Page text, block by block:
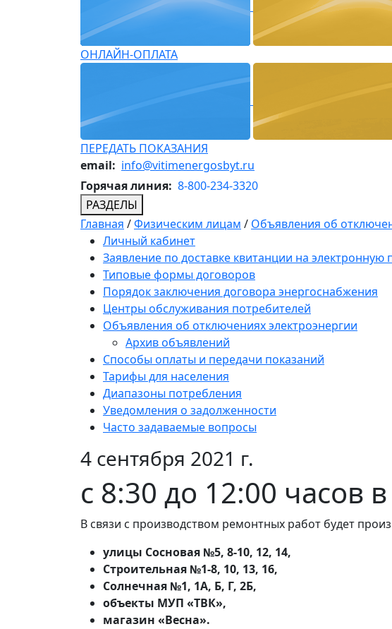
ОНЛАЙН-ОПЛАТА
ПЕРЕДАТЬ ПОКАЗАНИЯ
email: info@vitimenergosbyt.ru
Горячая линия: 8-800-234-3320
РАЗДЕЛЫ
Главная /Физическим лицам / Объявления об
Личный кабинет
Заявление по доставке квитанции на электронную
Типовые формы договоров
Порядок заключения договора энергоснабжения
Центры обслуживания потребителей
Объявления об отключениях электроэнергии
Архив объявлений
Способы оплаты и передачи показаний
Тарифы для населения
Диапазоны потребления
Уведомления о задолженности
Часто задаваемые вопросы
4 сентября 2021 г.
с 8:30 до 12:00 часов
В связи с производством ремонтных работ будет
улицы Сосновая №5, 8-10, 12, 14,
Строительная №1-8, 10, 13, 16,
Солнечная №1, 1А, Б, Г, 2Б,
объекты МУП «ТВК»,
магазин «Весна».